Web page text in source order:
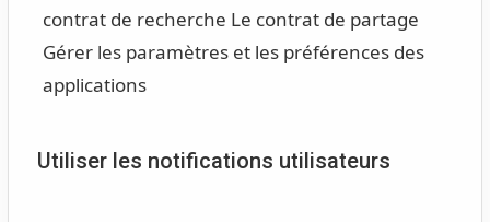
contrat de recherche Le contrat de partage
Gérer les paramètres et les préférences des
applications
Utiliser les notifications utilisateurs